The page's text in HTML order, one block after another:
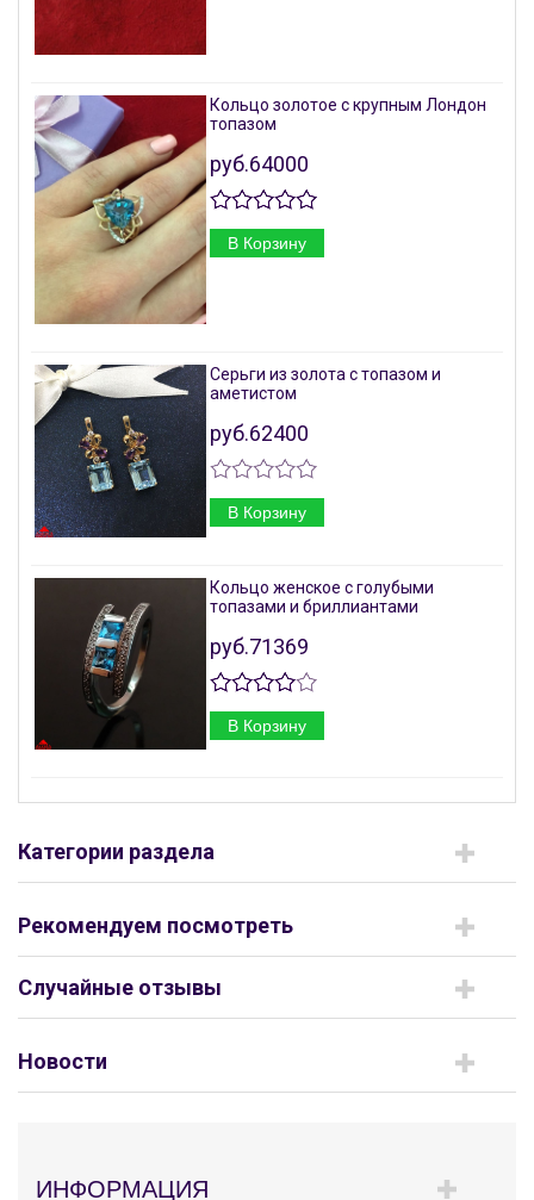
Кольцо золотое с крупным Лондон
топазом
руб.64000
В Корзину
Серьги из золота с топазом и
аметистом
руб.62400
В Корзину
Кольцо женское с голубыми
топазами и бриллиантами
руб.71369
В Корзину
Категории раздела
Рекомендуем посмотреть
Случайные отзывы
Новости
ИНФОРМАЦИЯ